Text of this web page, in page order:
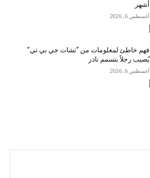
أشهر
أغسطس 6, 2026
فهم خاطئ لمعلومات من “تشات جي بي تي”
يُصيب رجلاً بتسمم نادر
أغسطس 6, 2026